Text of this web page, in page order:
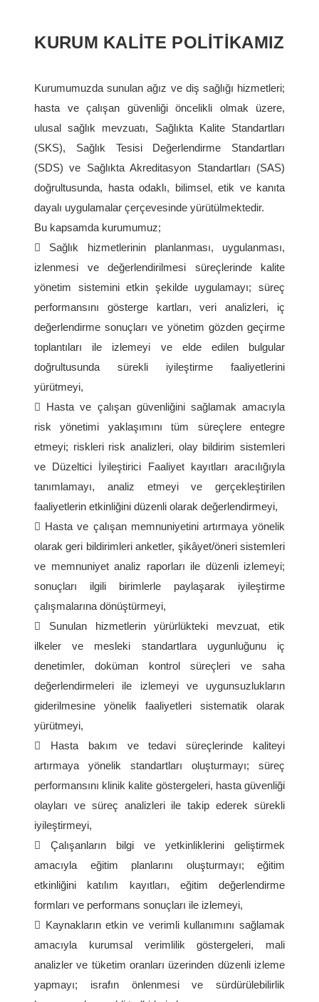
KURUM KALİTE POLİTİKAMIZ
Kurumumuzda sunulan ağız ve diş sağlığı hizmetleri;
hasta ve çalışan güvenliği öncelikli olmak üzere,
ulusal sağlık mevzuatı, Sağlıkta Kalite Standartları
(SKS), Sağlık Tesisi Değerlendirme Standartları
(SDS) ve Sağlıkta Akreditasyon Standartları (SAS)
doğrultusunda, hasta odaklı, bilimsel, etik ve kanıta
dayalı uygulamalar çerçevesinde yürütülmektedir.
Bu kapsamda kurumumuz;
 Sağlık hizmetlerinin planlanması, uygulanması,
izlenmesi ve değerlendirilmesi süreçlerinde kalite
yönetim sistemini etkin şekilde uygulamayı; süreç
performansını gösterge kartları, veri analizleri, iç
değerlendirme sonuçları ve yönetim gözden geçirme
toplantıları ile izlemeyi ve elde edilen bulgular
doğrultusunda sürekli iyileştirme faaliyetlerini
yürütmeyi,
 Hasta ve çalışan güvenliğini sağlamak amacıyla
risk yönetimi yaklaşımını tüm süreçlere entegre
etmeyi; riskleri risk analizleri, olay bildirim sistemleri
ve Düzeltici İyileştirici Faaliyet kayıtları aracılığıyla
tanımlamayı, analiz etmeyi ve gerçekleştirilen
faaliyetlerin etkinliğini düzenli olarak değerlendirmeyi,
 Hasta ve çalışan memnuniyetini artırmaya yönelik
olarak geri bildirimleri anketler, şikâyet/öneri sistemleri
ve memnuniyet analiz raporları ile düzenli izlemeyi;
sonuçları ilgili birimlerle paylaşarak iyileştirme
çalışmalarına dönüştürmeyi,
 Sunulan hizmetlerin yürürlükteki mevzuat, etik
ilkeler ve mesleki standartlara uygunluğunu iç
denetimler, doküman kontrol süreçleri ve saha
değerlendirmeleri ile izlemeyi ve uygunsuzlukların
giderilmesine yönelik faaliyetleri sistematik olarak
yürütmeyi,
 Hasta bakım ve tedavi süreçlerinde kaliteyi
artırmaya yönelik standartları oluşturmayı; süreç
performansını klinik kalite göstergeleri, hasta güvenliği
olayları ve süreç analizleri ile takip ederek sürekli
iyileştirmeyi,
 Çalışanların bilgi ve yetkinliklerini geliştirmek
amacıyla eğitim planlarını oluşturmayı; eğitim
etkinliğini katılım kayıtları, eğitim değerlendirme
formları ve performans sonuçları ile izlemeyi,
 Kaynakların etkin ve verimli kullanımını sağlamak
amacıyla kurumsal verimlilik göstergeleri, mali
analizler ve tüketim oranları üzerinden düzenli izleme
yapmayı; israfın önlenmesi ve sürdürülebilirlik